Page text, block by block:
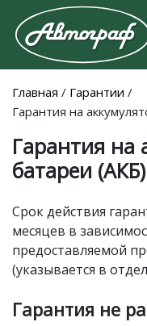
Главная / Гарантии /
Гарантия на
Гарантия на
батареи (АКБ)
Срок действия
месяцев в
предоставляемой
(указывается в
Гарантия не